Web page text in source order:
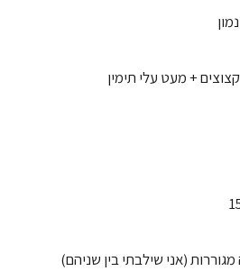
+ מעט עלי תימין